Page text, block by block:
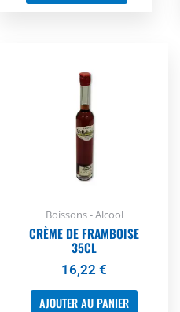
Boissons - Alcool
CRÈME DE FRAMBOISE
35CL
16,22 €
AJOUTER AU PANIER